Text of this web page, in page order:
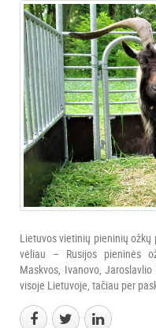
Lietuvos vietinių pieninių
vėliau – Rusijos pieninės
Maskvos, Ivanovo,
visoje Lietuvoje, tačiau per